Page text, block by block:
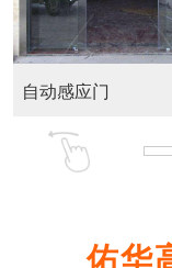
自动感应门